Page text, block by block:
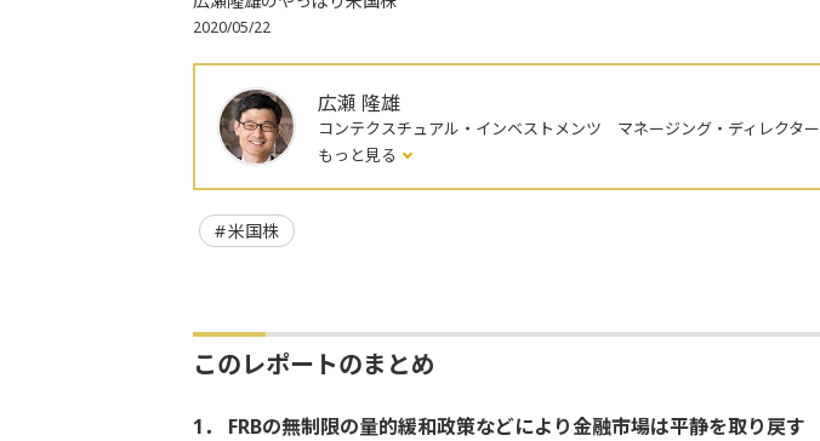
2020/05/22
広瀬 隆雄
コンテクスチュアル・インベストメンツ マネージング・ディレクター
もっと見る
米国株
このレポートのまとめ
1． FRBの無制限の量的緩和政策などにより金融市場は平静を取り戻す